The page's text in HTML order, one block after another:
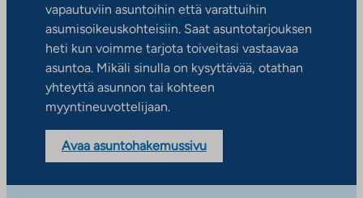
vapautuviin asuntoihin että varattuihin
asumisoikeuskohteisiin. Saat asuntotarjouksen
heti kun voimme tarjota toiveitasi vastaavaa
asuntoa. Mikäli sinulla on kysyttävää, otathan
yhteyttä asunnon tai kohteen
myyntineuvottelijaan.
Avaa asuntohakemussivu